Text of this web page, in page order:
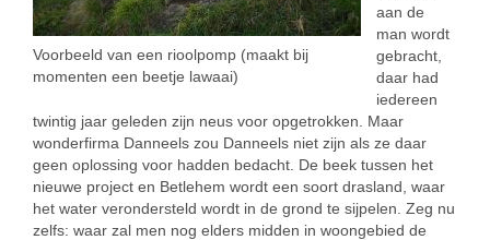
Voorbeeld van een rioolpomp (maakt bij
momenten een beetje lawaai)
aan de
man wordt
gebracht,
daar had
iedereen
twintig jaar geleden zijn neus voor opgetrokken. Maar
wonderfirma Danneels zou Danneels niet zijn als ze daar
geen oplossing voor hadden bedacht. De beek tussen het
nieuwe project en Betlehem wordt een soort drasland, waar
het water verondersteld wordt in de grond te sijpelen. Zeg nu
zelfs: waar zal men nog elders midden in woongebied de